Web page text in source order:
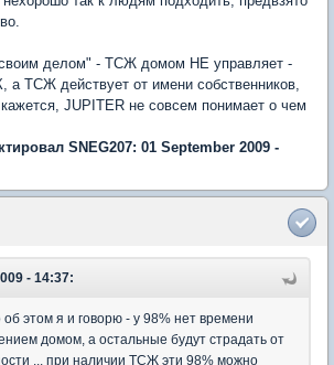
делом" - ТСЖ домом НЕ управляет -
а ТСЖ действует от имени собственников,
JUPITER не совсем понимает о чем
SNEG207: 01 September 2009 -
- 14:37:
этом я и говорю - у 98% нет времени
домом, а остальные будут страдать от
... при наличии ТСЖ эти 98% можно